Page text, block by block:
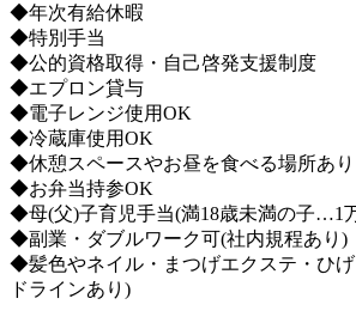
◆年次有給休暇
◆特別手当
◆公的資格取得・自己啓発支援制度
◆エプロン貸与
◆電子レンジ使用OK
◆冷蔵庫使用OK
◆休憩スペースやお昼を食べる場所あり
◆お弁当持参OK
◆母(父)子育児手当(満18歳未満の子…1
◆副業・ダブルワーク可(社内規程あり)
◆髪色やネイル・まつげエクステ・ひ
ドラインあり)